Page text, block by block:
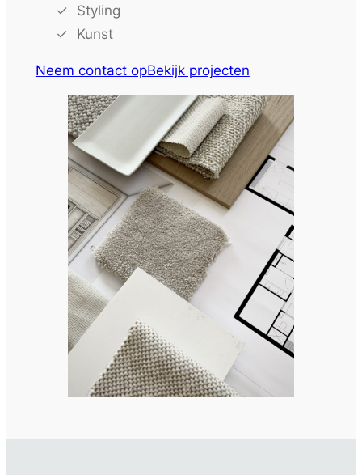
Styling
Kunst
Neem contact opBekijk projecten